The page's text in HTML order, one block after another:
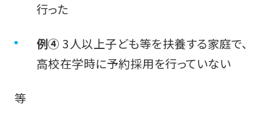
行った
例④ 3人以上子ども等を扶養する家庭で、
高校在学時に予約採用を行っていない
等